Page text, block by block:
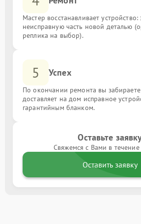
Мастер восстанавливает устройство:
неисправную часть новой деталью
реплика на выбор).
5 Успех
По окончании ремонта вы
доставляет на дом исправное
гарантийным бланком.
Оставьте
Свяжемся с Вами в
Оставить заявку